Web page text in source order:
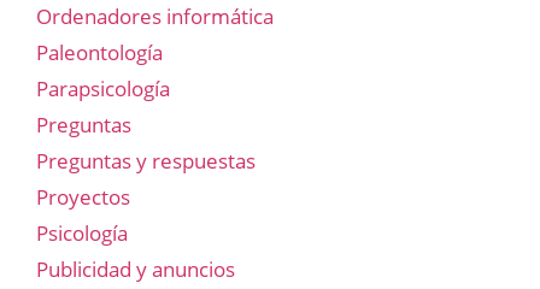
Ordenadores informática
Paleontología
Parapsicología
Preguntas
Preguntas y respuestas
Proyectos
Psicología
Publicidad y anuncios